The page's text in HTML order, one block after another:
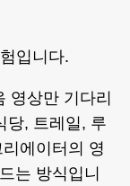
입니다.
영상만 기다리
당, 트레일, 루
에이터의 영
는 방식입니